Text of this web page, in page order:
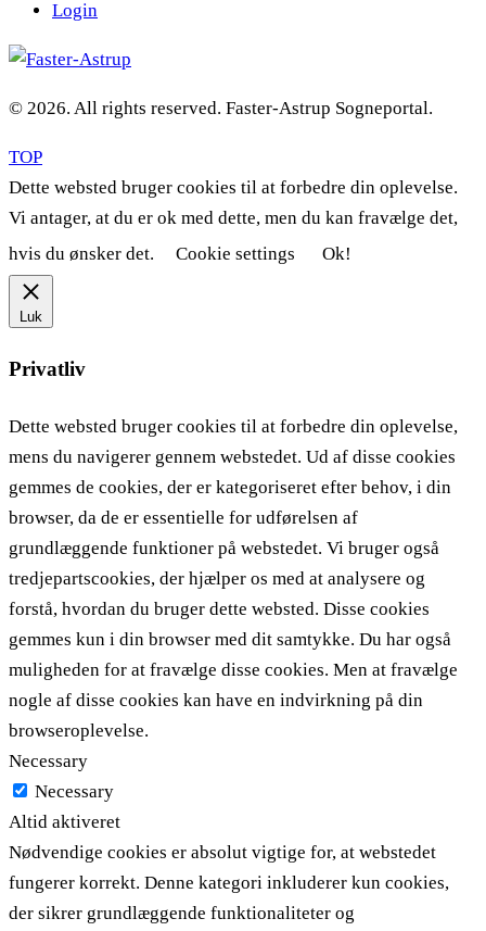
Login
© 2026. All rights reserved. Faster-Astrup Sogneportal.
TOP
Dette websted bruger cookies til at forbedre din oplevelse.
Vi antager, at du er ok med dette, men du kan fravælge det,
hvis du ønsker det.
Cookie settings Ok!
Luk
Privatliv
Dette websted bruger cookies til at forbedre din oplevelse,
mens du navigerer gennem webstedet. Ud af disse cookies
gemmes de cookies, der er kategoriseret efter behov, i din
browser, da de er essentielle for udførelsen af ​​
grundlæggende funktioner på webstedet. Vi bruger også
tredjepartscookies, der hjælper os med at analysere og
forstå, hvordan du bruger dette websted. Disse cookies
gemmes kun i din browser med dit samtykke. Du har også
muligheden for at fravælge disse cookies. Men at fravælge
nogle af disse cookies kan have en indvirkning på din
browseroplevelse.
Necessary
Necessary
Altid aktiveret
Nødvendige cookies er absolut vigtige for, at webstedet
fungerer korrekt. Denne kategori inkluderer kun cookies,
der sikrer grundlæggende funktionaliteter og